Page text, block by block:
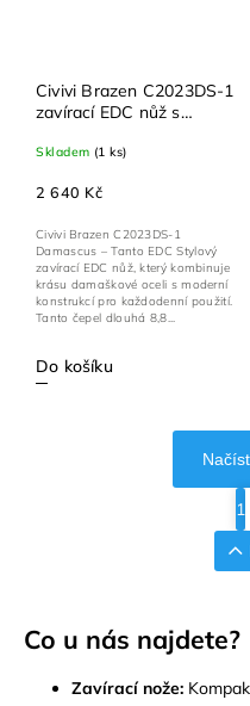
Civivi Brazen C2023DS-1
zavírací EDC nůž s
a černou micartou
Skladem (1 ks)
2 640 Kč
Do košíku
Civivi Brazen C2023DS-1
Damascus – Tanto EDC Stylový
zavírací EDC nůž, který kombinuje
krásu damaškové oceli s moderní
konstrukcí pro každodenní použití.
Tanto čepel dlouhá 8,8...
1
Co u nás najdete?
Zavírací nože: